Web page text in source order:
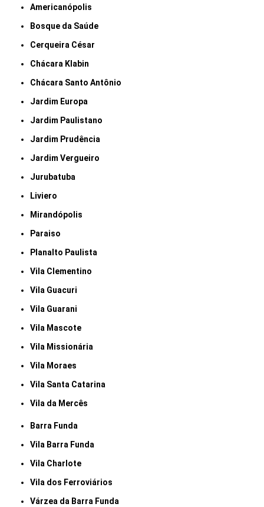
Americanópolis
Bosque da Saúde
Cerqueira César
Chácara Klabin
Chácara Santo Antônio
Jardim Europa
Jardim Paulistano
Jardim Prudência
Jardim Vergueiro
Jurubatuba
Liviero
Mirandópolis
Paraiso
Planalto Paulista
Vila Clementino
Vila Guacuri
Vila Guarani
Vila Mascote
Vila Missionária
Vila Moraes
Vila Santa Catarina
Vila da Mercês
Barra Funda
Vila Barra Funda
Vila Charlote
Vila dos Ferroviários
Várzea da Barra Funda